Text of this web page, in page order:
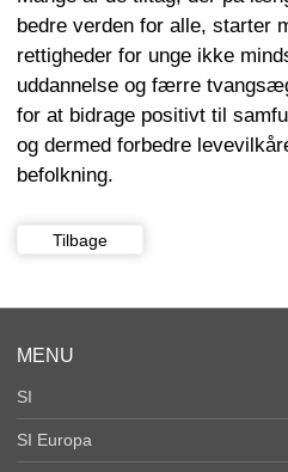
bedre verden for alle, starter
rettigheder for unge ikke
uddannelse og færre
for at bidrage positivt til
og dermed forbedre
befolkning.
Tilbage
MENU
SI
SI Europa